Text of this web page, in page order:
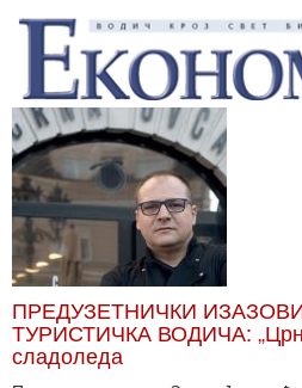
ПРЕДУЗЕТНИЧКИ
ТУРИСТИЧКА ВОДИЧА:
сладоледа